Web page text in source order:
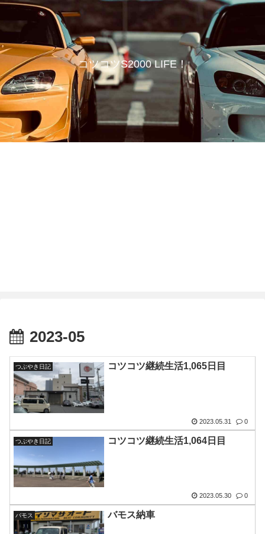
コツコツS2000 LIFE！
2023-05
つぶやき日記 コツコツ継続生活1,065日目
2023.05.31 0
つぶやき日記 コツコツ継続生活1,064日目
2023.05.30 0
バモス バモス納車